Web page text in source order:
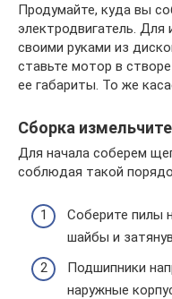
Продумайте, куда вы
электродвигатель. Для
своими руками из
ставьте мотор в
ее габариты. То же
Сборка
Для начала соберем
соблюдая такой
Соберите пилы
шайбы и
Подшипники
наружные